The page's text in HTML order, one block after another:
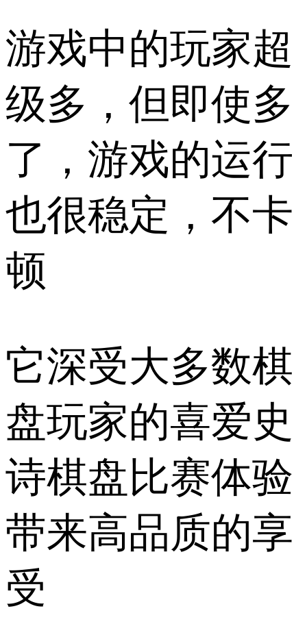
游戏中的玩家超
级多，但即使多
了，游戏的运行
也很稳定，不卡
顿
它深受大多数棋
盘玩家的喜爱史
诗棋盘比赛体验
带来高品质的享
受